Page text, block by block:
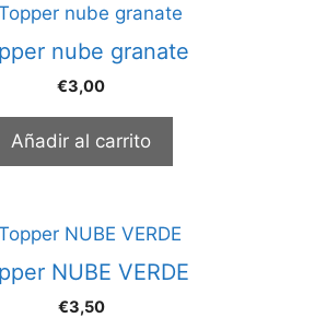
nube granate
€3,00
Añadir al carrito
NUBE VERDE
€3,50